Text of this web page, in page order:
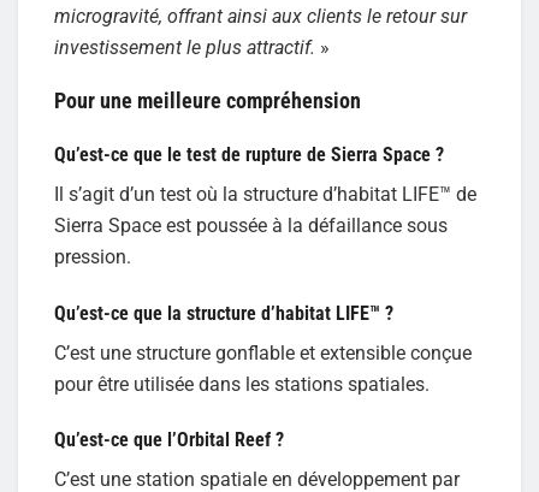
microgravité, offrant ainsi aux clients le retour sur
investissement le plus attractif. »
Pour une meilleure compréhension
Qu’est-ce que le test de rupture de Sierra Space ?
Il s’agit d’un test où la structure d’habitat LIFE™ de
Sierra Space est poussée à la défaillance sous
pression.
Qu’est-ce que la structure d’habitat LIFE™ ?
C’est une structure gonflable et extensible conçue
pour être utilisée dans les stations spatiales.
Qu’est-ce que l’Orbital Reef ?
C’est une station spatiale en développement par